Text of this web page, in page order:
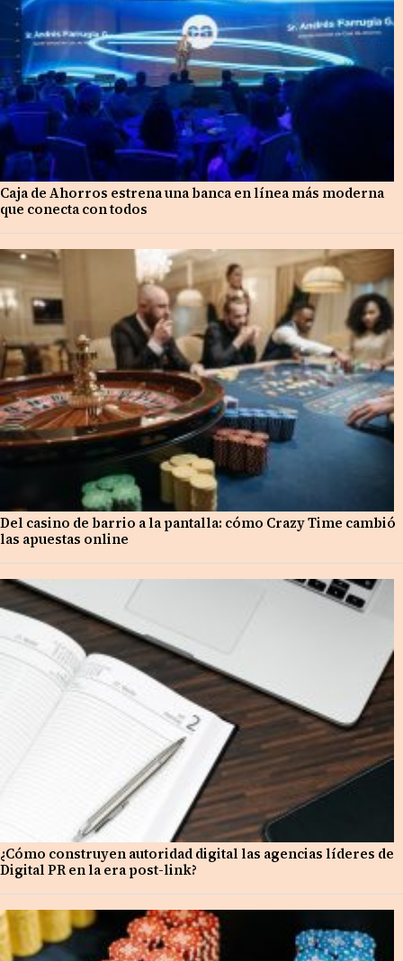
Caja de Ahorros estrena una banca en línea más moderna
que conecta con todos
Del casino de barrio a la pantalla: cómo Crazy Time cambió
las apuestas online
¿Cómo construyen autoridad digital las agencias líderes de
Digital PR en la era post-link?